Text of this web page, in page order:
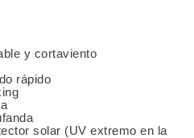
y cortaviento
rápido
solar (UV extremo en la